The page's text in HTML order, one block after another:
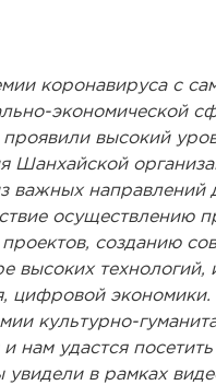
коронавируса с
экономической
высокий
Шанхайской
важных направлений
осуществлению
созданию
высоких технологий,
цифровой экономики.
культурно-
и нам удастся
в рамках